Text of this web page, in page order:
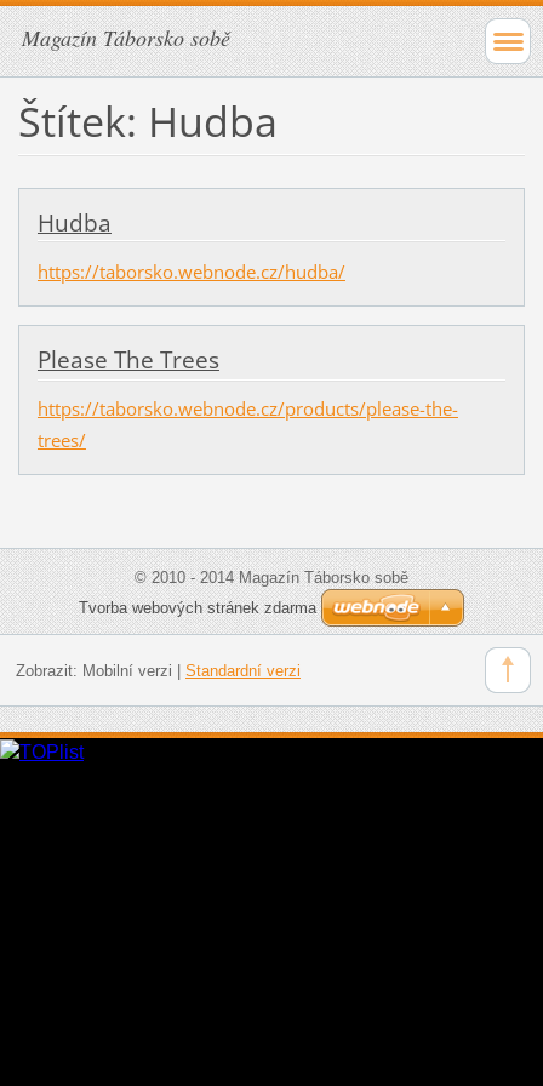
Magazín Táborsko sobě
Štítek: Hudba
Hudba
https://taborsko.webnode.cz/hudba/
Please The Trees
https://taborsko.webnode.cz/products/please-the-
trees/
© 2010 - 2014 Magazín Táborsko sobě
Tvorba webových stránek zdarma
Zobrazit: Mobilní verzi Standardní verzi